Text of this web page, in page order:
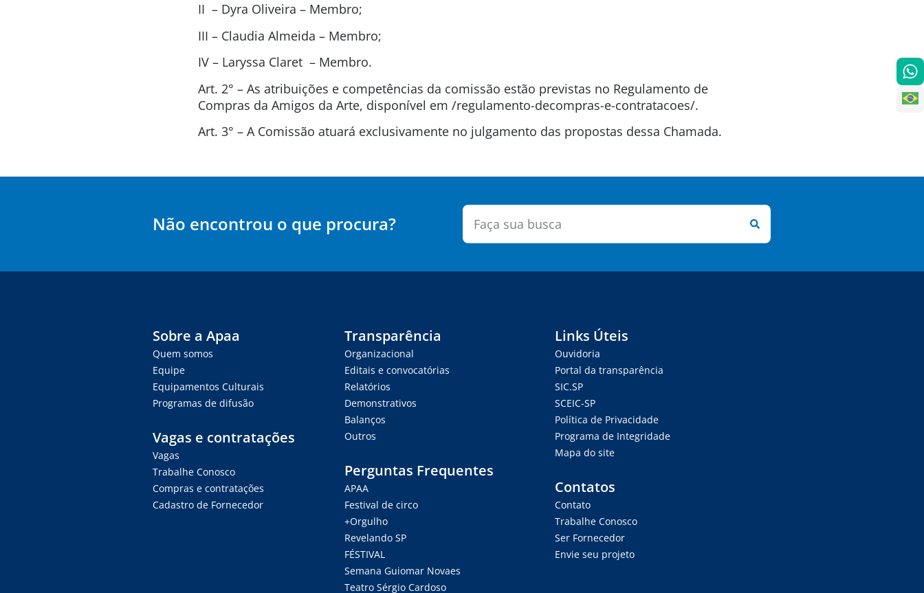
II – Dyra Oliveira – Membro;
III – Claudia Almeida – Membro;
IV – Laryssa Claret – Membro.
Art. 2° – As atribuições e competências da comissão estão previstas no Regulamento de
Compras da Amigos da Arte, disponível em /regulamento-decompras-e-contratacoes/.
Art. 3° – A Comissão atuará exclusivamente no julgamento das propostas dessa Chamada.
Não encontrou o que procura?
Sobre a Apaa
Quem somos
Equipe
Equipamentos Culturais
Programas de difusão
Vagas e contratações
Vagas
Trabalhe Conosco
Compras e contratações
Cadastro de Fornecedor
Transparência
Organizacional
Editais e convocatórias
Relatórios
Demonstrativos
Balanços
Outros
Perguntas Frequentes
APAA
Festival de circo
+Orgulho
Revelando SP
FÉSTIVAL
Semana Guiomar Novaes
Teatro Sérgio Cardoso
Links Úteis
Ouvidoria
Portal da transparência
SIC.SP
SCEIC-SP
Política de Privacidade
Programa de Integridade
Mapa do site
Contatos
Contato
Trabalhe Conosco
Ser Fornecedor
Envie seu projeto